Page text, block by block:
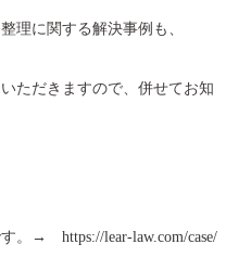
理に関する解決事例も、
ただきますので、併せてお知
です。→https://lear-law.com/case/